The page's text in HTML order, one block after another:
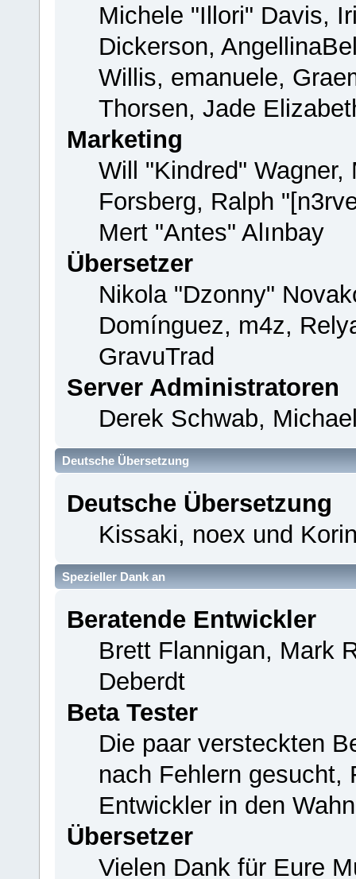
Michele "Illori" Davis,
Dickerson,
Willis, emanuele,
Thorsen, Jade
Marketing
Will "Kindred" Wagner,
Forsberg, Ralph
Mert "Antes" Alınbay
Übersetzer
Nikola "Dzonny"
Domínguez, m4z,
GravuTrad
Server Administratoren
Derek Schwab,
Deutsche Übersetzung
Deutsche Übersetzung
Kissaki, noex und
Spezieller Dank an
Beratende Entwickler
Brett Flannigan, Mark
Deberdt
Beta Tester
Die paar versteckten
nach Fehlern gesucht,
Entwickler in den
Übersetzer
Vielen Dank für Eure